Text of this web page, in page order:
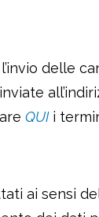
delle
QUI i
ai sensi